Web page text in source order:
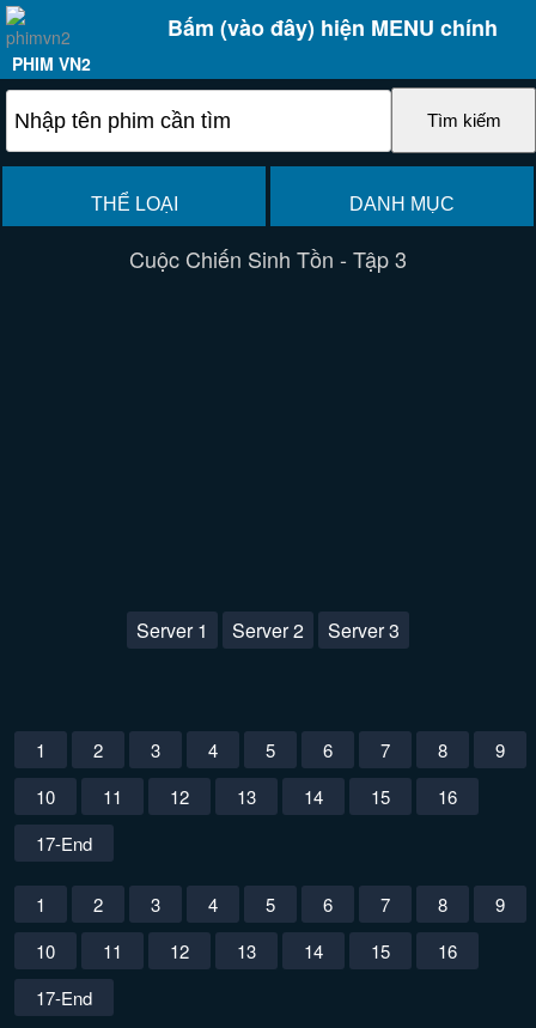
Bấm (vào đây) hiện MENU chính
PHIM VN2
THỂ LOẠI DANH MỤC
Cuộc Chiến Sinh Tồn - Tập 3
Server 1 Server 2 Server 3
1 2 3 4 5 6 7 8
9
10
11 12 13 14 15
16
17-End
1 2 3 4 5 6 7 8
9
10
11 12 13 14 15
16
17-End